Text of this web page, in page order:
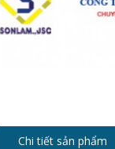
Chi tiết sản phẩm